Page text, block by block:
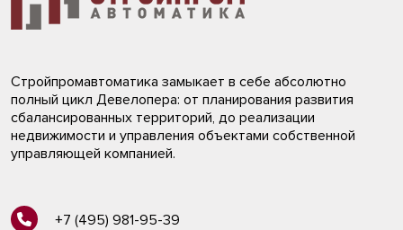
Стройпромавтоматика замыкает в себе абсолютно
полный цикл Девелопера: от планирования развития
сбалансированных территорий, до реализации
недвижимости и управления объектами собственной
управляющей компанией.
+7 (495) 981-95-39